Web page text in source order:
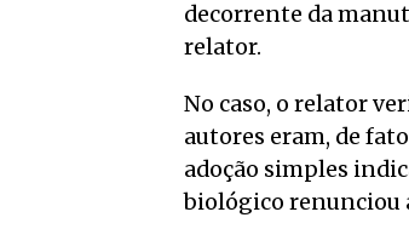
decorrente da
relator.
No caso, o relator
autores eram, de
adoção simples
biológico renunciou